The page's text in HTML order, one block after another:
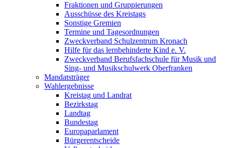
Fraktionen und Gruppierungen
Ausschüsse des Kreistags
Sonstige Gremien
Termine und Tagesordnungen
Zweckverband Schulzentrum Kronach
Hilfe für das lernbehinderte Kind e. V.
Zweckverband Berufsfachschule für Musik und
Sing- und Musikschulwerk Oberfranken
Mandatsträger
Wahlergebnisse
Kreistag und Landrat
Bezirkstag
Landtag
Bundestag
Europaparlament
Bürgerentscheide